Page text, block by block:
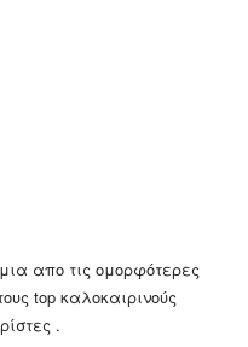
απο τις ομορφότερες
top καλοκαιρινούς
.